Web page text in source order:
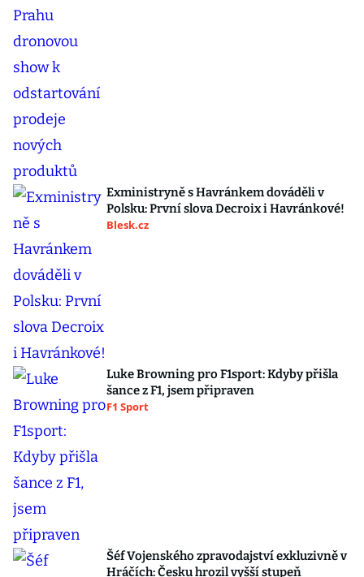
Exministryně s Havránkem dováděli v
Polsku: První slova Decroix i Havránkové!
Blesk.cz
Luke Browning pro F1sport: Kdyby přišla
šance z F1, jsem připraven
F1 Sport
Šéf Vojenského zpravodajství exkluzivně v
Hráčích: Česku hrozil vyšší stupeň